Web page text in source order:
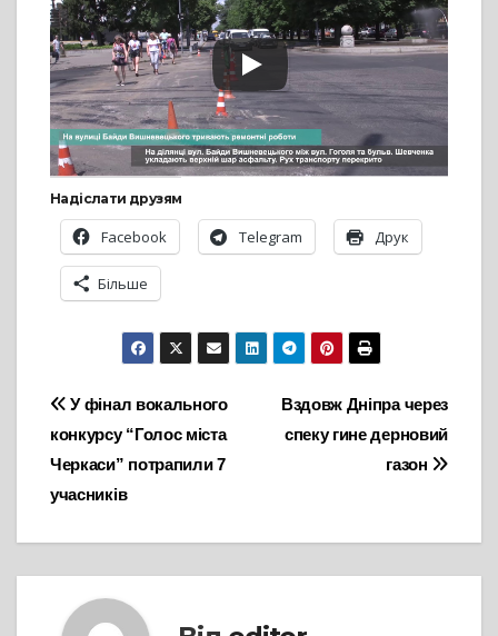
Надіслати друзям
Facebook Telegram Друк
Більше
Навігація
записів
Вздовж Дніпра через
спеку гине дерновий
газон
У фінал вокального
конкурсу “Голос міста
Черкаси” потрапили 7
учасників